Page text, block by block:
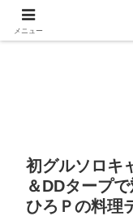
初グルソロキ
＆DDタープ
ひろＰの料理
メニュー